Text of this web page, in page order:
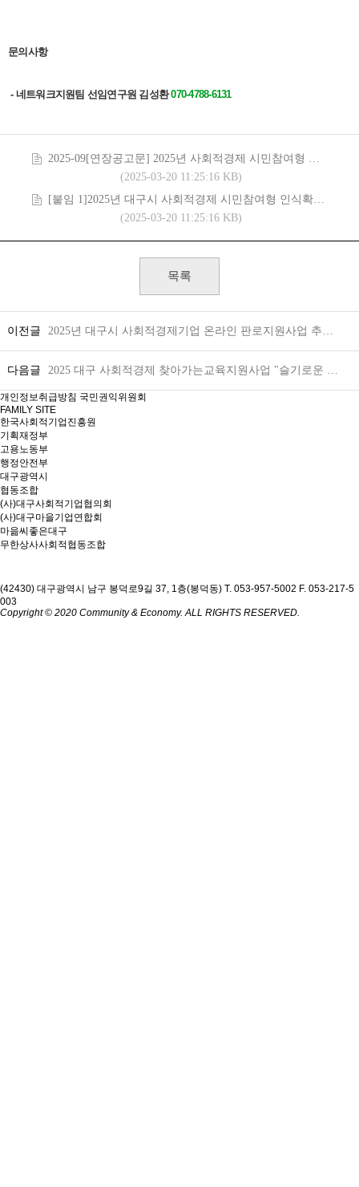
문의사항
- 네트워크지원팀 선임연구원 김성환 070-4788-6131
2025-09[연장공고문] 2025년 사회적경제 시민참여형 인식확산 지원사업 공고.pdf (456.8K)
(2025-03-20 11:25:16 KB)
[붙임 1]2025년 대구시 사회적경제 시민참여형 인식확산 지원사업 서식모음_최종.hwp (240.0K)
(2025-03-20 11:25:16 KB)
목록
이전글 2025년 대구시 사회적경제기업 온라인 판로지원사업 추가모집 공고
다음글 2025 대구 사회적경제 찾아가는교육지원사업 "슬기로운 사경생활" (신청~3/18, 교육 강사비 80만원 지원)
개인정보취급방침 국민권익위원회
FAMILY SITE
한국사회적기업진흥원
기획재정부
고용노동부
행정안전부
대구광역시
협동조합
(사)대구사회적기업협의회
(사)대구마을기업연합회
마읆씨좋은대구
무한상사사회적협동조합
(42430) 대구광역시 남구 봉덕로9길 37, 1층(봉덕동) T. 053-957-5002 F. 053-217-5
003
Copyright © 2020 Community & Economy. ALL RIGHTS RESERVED.